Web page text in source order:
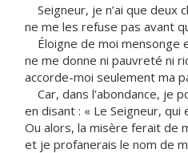
Seigneur, je n’ai que deux
ne me les refuse pas avant
Éloigne de moi mensonge
ne me donne ni pauvreté ni
accorde-moi seulement ma
Car, dans l’abondance, je
en disant : « Le Seigneur, qui
Ou alors, la misère ferait de
et je profanerais le nom de